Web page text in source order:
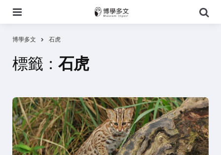
尋
博學多文 石虎
標籤： 石虎